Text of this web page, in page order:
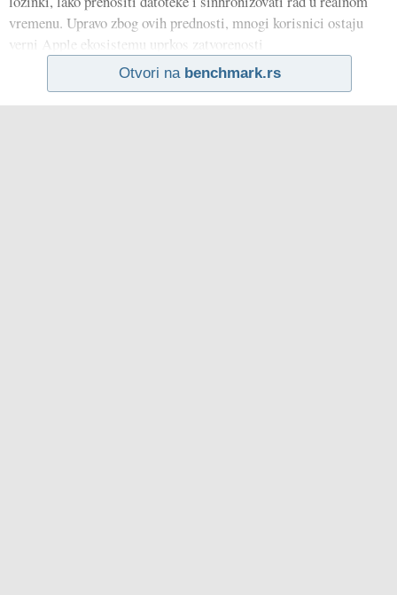
vremenu. Upravo zbog ovih prednosti, mnogi korisnici ostaju
verni Apple ekosistemu uprkos zatvorenosti
Otvori na benchmark.rs